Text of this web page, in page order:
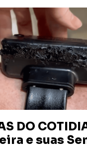
DO
e suas